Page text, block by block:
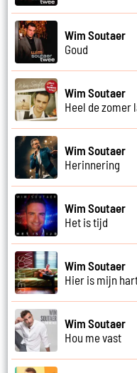
Wim Soutaer
Goud
Wim Soutaer
Heel de zomer
Wim Soutaer
Herinnering
Wim Soutaer
Het is tijd
Wim Soutaer
Hier is mijn
Wim Soutaer
Hou me vast